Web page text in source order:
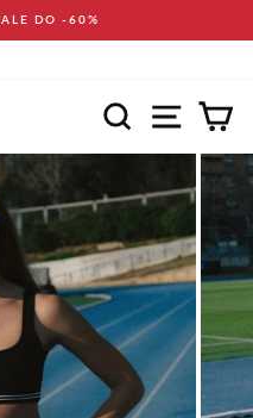
DO -60%
Wyszukaj